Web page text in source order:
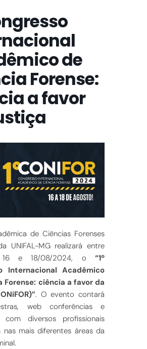
de
Forense:
a favor
de Ciências Forenses
UNIFAL-MG realizará entre
e 18/08/2024, o “1º
Internacional Acadêmico
Forense: ciência a favor da
. O evento contará
web conferências e
com diversos profissionais
nas mais diferentes áreas da